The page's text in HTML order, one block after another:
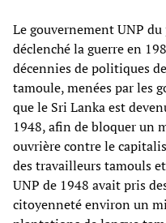
Le gouvernement UNP du
déclenché la guerre en
décennies de politiques
tamoule, menées par les
que le Sri Lanka est
1948, afin de bloquer un
ouvrière contre le
des travailleurs tamouls
UNP de 1948 avait pris
citoyenneté environ un